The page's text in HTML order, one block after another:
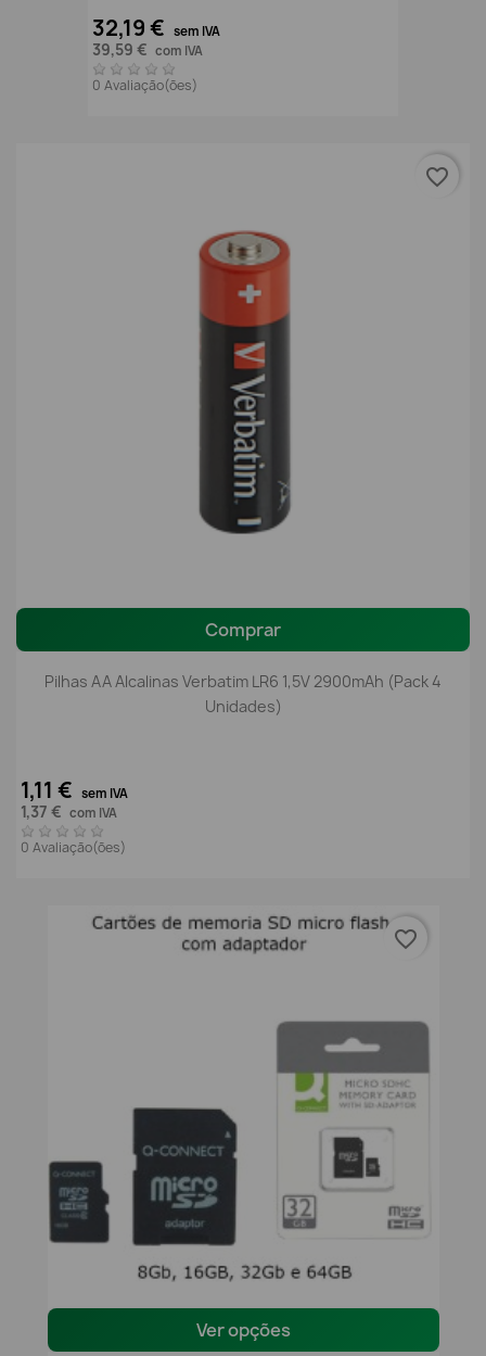
32,19 € sem IVA
39,59 € com IVA
0 Avaliação(ões)
Comprar
Pilhas AA Alcalinas Verbatim LR6 1,5V 2900mAh (Pack 4
Unidades)
1,11 € sem IVA
1,37 € com IVA
0 Avaliação(ões)
favorite_border
Ver opções
favorite_border